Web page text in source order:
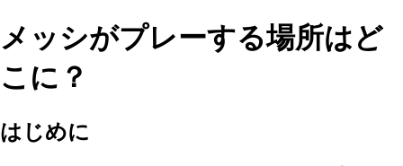
メッシがプレーする場所はど
こに？
はじめに